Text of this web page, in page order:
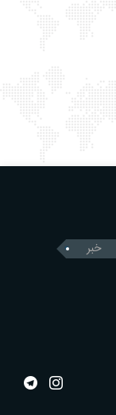
خبر